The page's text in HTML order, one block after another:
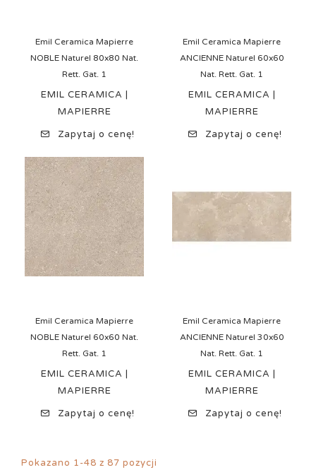
Emil Ceramica Mapierre
NOBLE Naturel 80x80 Nat.
Rett. Gat. 1
EMIL CERAMICA |
MAPIERRE
Zapytaj o cenę!
Emil Ceramica Mapierre
ANCIENNE Naturel 60x60
Nat. Rett. Gat. 1
EMIL CERAMICA |
MAPIERRE
Zapytaj o cenę!
Emil Ceramica Mapierre
NOBLE Naturel 60x60 Nat.
Rett. Gat. 1
EMIL CERAMICA |
MAPIERRE
Zapytaj o cenę!
Emil Ceramica Mapierre
ANCIENNE Naturel 30x60
Nat. Rett. Gat. 1
EMIL CERAMICA |
MAPIERRE
Zapytaj o cenę!
Pokazano 1-48 z 87 pozycji